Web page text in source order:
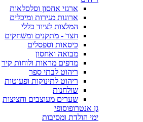
ארגזי אחסון וסלסלאות
ארונות מגירות ומיכלים
המלצות לציוד כללי
חצר - מתקנים ומשחקים
כיסאות וספסלים
מבואה ואחסון
מדפים מראות ולוחות קיר
ריהוט לבתי ספר
ריהוט לתינוקות ופעוטות
שולחנות
שערים מעוצבים וחציצות
גן אנטרופוסופי
ימי הולדת ומסיבות